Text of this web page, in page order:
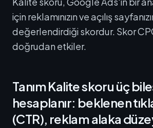
için reklamınızın ve açılış
değerlendirdiği skordur. Skor
doğrudan etkiler.
Tanım Kalite skoru üç
hesaplanır: beklenen
(CTR), reklam alaka